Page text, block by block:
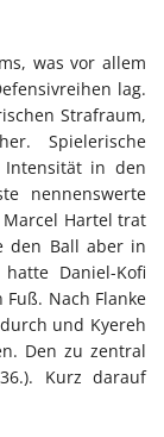
was vor allem
lag.
Strafraum,
Spielerische
in den
nennenswerte
Hartel trat
den Ball aber in
Daniel-Kofi
Nach Flanke
und Kyereh
Den zu zentral
Kurz darauf